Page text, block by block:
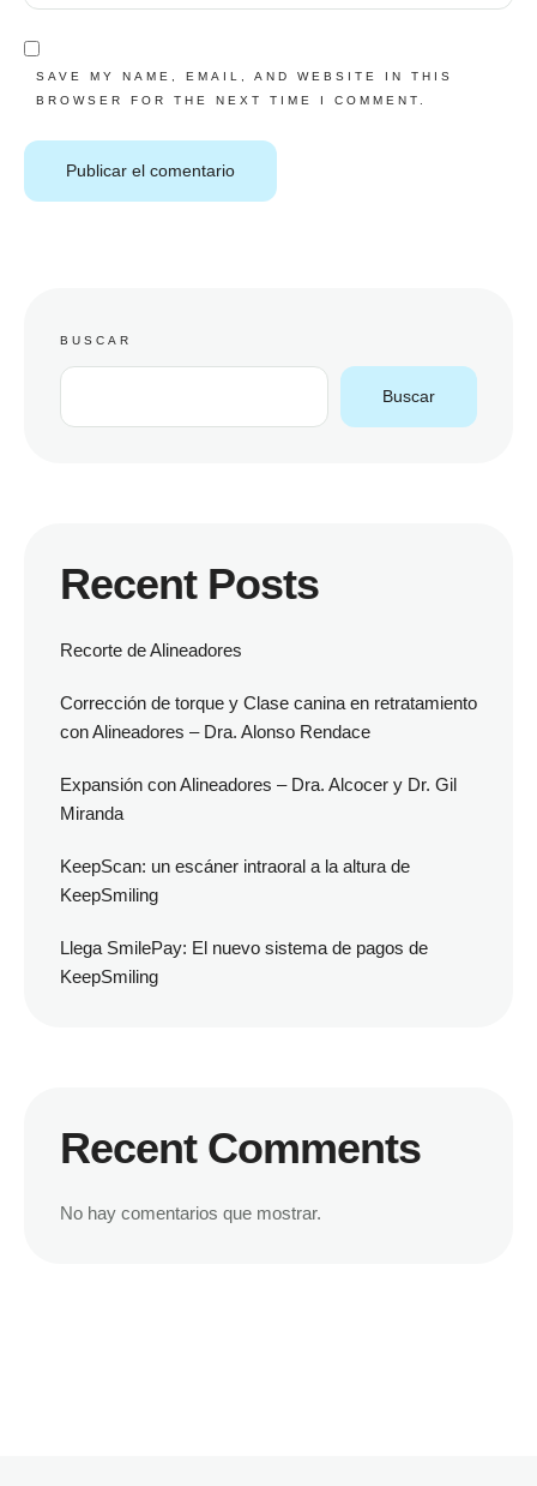
SAVE MY NAME, EMAIL, AND WEBSITE IN THIS
BROWSER FOR THE NEXT TIME I COMMENT.
BUSCAR
Buscar
Recent Posts
Recorte de Alineadores
Corrección de torque y Clase canina en retratamiento
con Alineadores – Dra. Alonso Rendace
Expansión con Alineadores – Dra. Alcocer y Dr. Gil
Miranda
KeepScan: un escáner intraoral a la altura de
KeepSmiling
Llega SmilePay: El nuevo sistema de pagos de
KeepSmiling
Recent Comments
No hay comentarios que mostrar.